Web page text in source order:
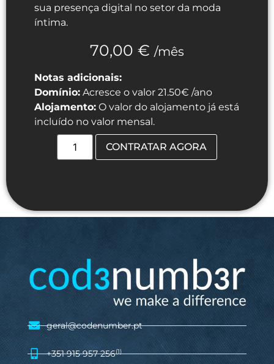
sua presença digital no setor da moda
íntima.
70,00 € /mês
Notas adicionais:
Domínio: Acresce o valor 21.50€ /ano
Alojamento: O valor do alojamento já está
incluído no valor mensal.
CONTRATAR AGORA
geral@codenumber.pt
+351 915 957 256(1)